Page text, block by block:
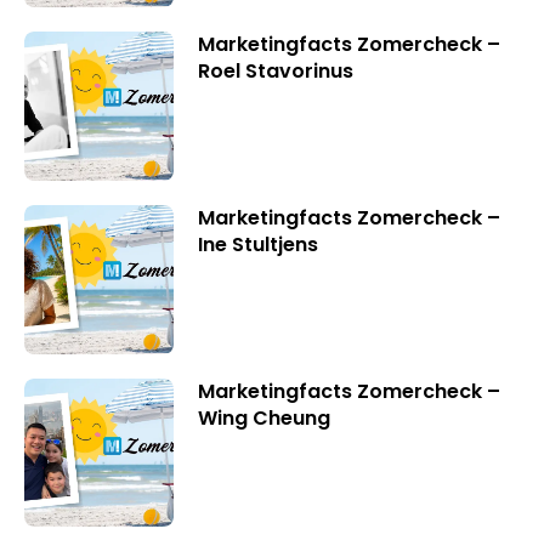
Marketingfacts Zomercheck –
Roel Stavorinus
Marketingfacts Zomercheck –
Ine Stultjens
Marketingfacts Zomercheck –
Wing Cheung